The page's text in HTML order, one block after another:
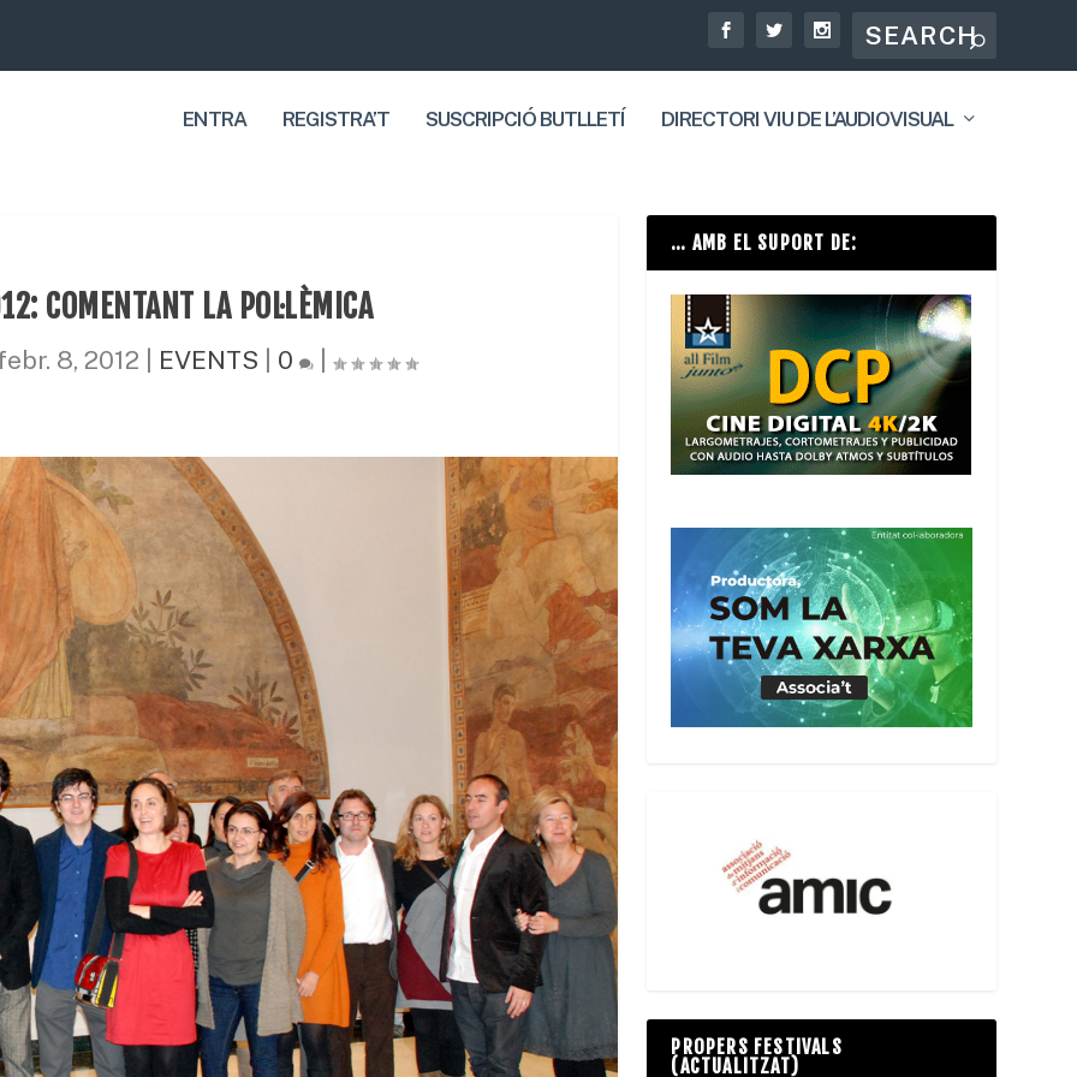
ENTRA REGISTRA’T SUSCRIPCIÓ BUTLLETÍ DIRECTORI VIU DE L’AUDIOVISUAL
COMENTANT LA POL·LÈMICA
8, 2012 EVENTS 0 |
… AMB EL SUPORT DE:
PROPERS FESTIVALS
(ACTUALITZAT)